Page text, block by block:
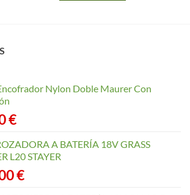
Nylon Doble Maurer Con
€
A BATERÍA 18V GRASS
L20 STAYER
€